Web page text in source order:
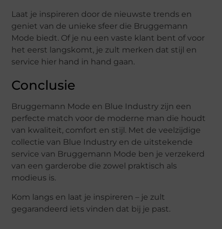
Laat je inspireren door de nieuwste trends en
geniet van de unieke sfeer die Bruggemann
Mode biedt. Of je nu een vaste klant bent of voor
het eerst langskomt, je zult merken dat stijl en
service hier hand in hand gaan.
Conclusie
Bruggemann Mode en Blue Industry zijn een
perfecte match voor de moderne man die houdt
van kwaliteit, comfort en stijl. Met de veelzijdige
collectie van Blue Industry en de uitstekende
service van Bruggemann Mode ben je verzekerd
van een garderobe die zowel praktisch als
modieus is.
Kom langs en laat je inspireren – je zult
gegarandeerd iets vinden dat bij je past.